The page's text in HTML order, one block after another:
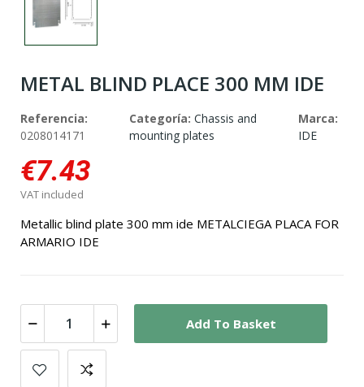
METAL BLIND PLACE 300 MM IDE
Referencia:
0208014171
Categoría:Chassis and
mounting plates
Marca:
IDE
€7.43
VAT included
Metallic blind plate 300 mm ide METALCIEGA PLACA FOR
ARMARIO IDE
Add To Basket